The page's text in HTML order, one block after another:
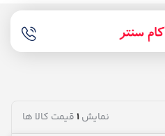
نمایش1قیمت کالا ها